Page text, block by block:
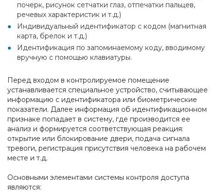
почерк, рисунок сетчатки глаз, отпечатки пальцев,
речевых характеристик и т.д.)
Индивидуальный идентификатор с кодом (магнитная
карта, брелок и т.д.)
Идентификация по запоминаемому коду, вводимому
вручную с помощью клавиатуры.
Перед входом в контролируемое помещение
устанавливается специальное устройство, считывающее
информацию с идентификатора или биометрические
показатели. Далее информация об идентификационном
признаке попадает в систему, где производится ее
анализ и формируется соответствующая реакция:
открытие или блокирование двери, подача сигнала
тревоги, регистрация присутствия человека на рабочем
месте и т.д.
Основными элементами системы контроля доступа
являются: